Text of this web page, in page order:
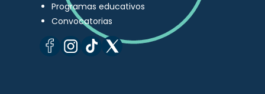
Programas educativos
Convocatorias